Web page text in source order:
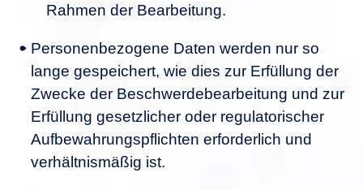
Rahmen der Bearbeitung.
Personenbezogene Daten werden nur so
lange gespeichert, wie dies zur Erfüllung der
Zwecke der Beschwerdebearbeitung und zur
Erfüllung gesetzlicher oder regulatorischer
Aufbewahrungspflichten erforderlich und
verhältnismäßig ist.